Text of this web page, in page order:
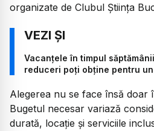
organizate de Clubul Știința
Vacanțele în timpul
reduceri poți obține pentru
Alegerea nu se face însă doar
Bugetul necesar variază
durată, locație și serviciile